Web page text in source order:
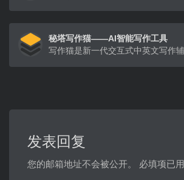
秘塔写作猫——AI智能写作工具
发表回复
您的邮箱地址不会被公开。 必填项已用